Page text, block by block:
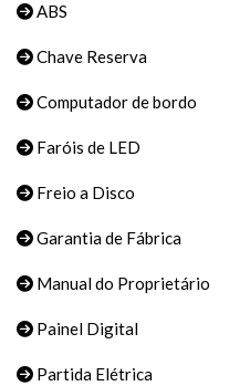
ABS
Chave Reserva
Computador de bordo
Faróis de LED
Freio a Disco
Garantia de Fábrica
Manual do Proprietário
Painel Digital
Partida Elétrica